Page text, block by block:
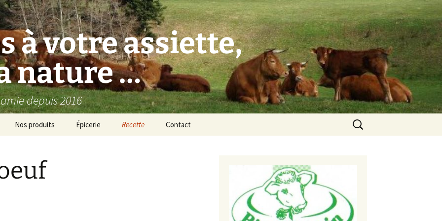
à votre assiette,
nature …
depuis 2016
Nos produits Épicerie Recette Contact
Rechercher :